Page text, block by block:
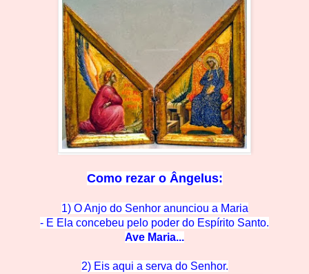
Como rezar o Ângelus:
1) O Anjo do Senhor anunciou a Maria
- E Ela concebeu pelo poder do Espírito Santo.
Ave Maria...
2) Eis aqui a serva do Senhor.